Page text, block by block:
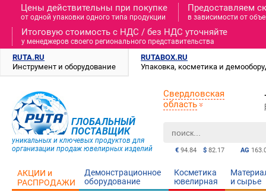
Цены действительны при покупке
от одной упаковки одного типа продукции
Предоставляем
в зависимости от
Итоговую стоимость c НДС / без НДС уточняйте
у менеджеров своего регионального представительства
RUTA.RU
Инструмент и оборудование
RUTABOX.RU
Упаковка, косметика и
ГЛОБАЛЬНЫЙ
ПОСТАВЩИК
уникальных и ключевых продуктов для
организации продаж ювелирных изделий
AG
€ 94.84 $ 82.17
Свердловская
область
АКЦИИ и
РАСПРОДАЖИ
Демонстрационное
оборудование
Косметика
ювелирная
и cырье